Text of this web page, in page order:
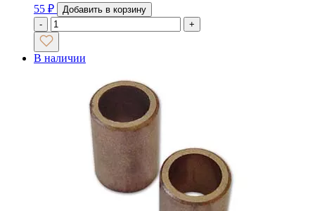
55 ₽
Добавить в корзину
-
+
В наличии